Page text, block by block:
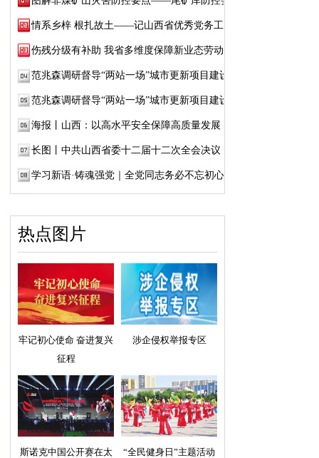
情系乡梓 根扎故土——记山西省优秀党务工作...
伤残分级有补助 我省多维度保障新业态劳动者...
范兆森调研督导“两站一场”城市更新项目建设
范兆森调研督导“两站一场”城市更新项目建设
海报丨山西：以高水平安全保障高质量发展
长图丨中共山西省委十二届十二次全会决议
学习新语·铸魂强党｜全党同志务必不忘初心、...
热点图片
牢记初心使命 奋进复兴
征程
涉企侵权举报专区
斯诺克中国公开赛在太
“全民健身日”主题活动